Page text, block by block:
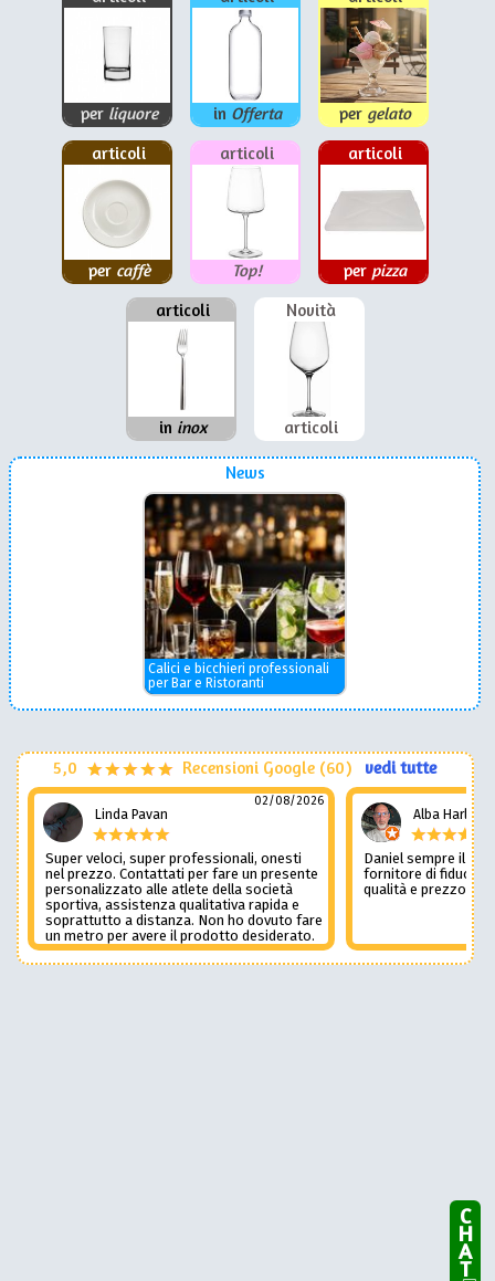
CHAT
per liquore in Offerta per gelato
articoli
per caffè
articoli
Top!
articoli
per pizza
articoli
in inox
Novità
articoli
News
Calici e bicchieri professionali
per Bar e Ristoranti
5,0 Recensioni Google (60) vedi tutte
Linda Pavan
02/08/2026
Super veloci, super professionali, onesti
nel prezzo. Contattati per fare un presente
personalizzato alle atlete della società
sportiva, assistenza qualitativa rapida e
soprattutto a distanza. Non ho dovuto fare
un metro per avere il prodotto desiderato.
Una assistenza del genere è rara e
preziosa. Credo li contatterò ancora in
Alba Harley
Daniel sempre il
fornitore di fiducia
qualità e prezzo